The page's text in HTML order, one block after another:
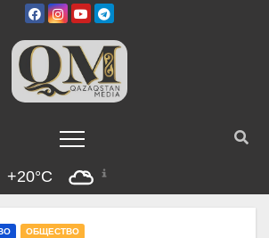
+20°C
ОБЩЕСТВО